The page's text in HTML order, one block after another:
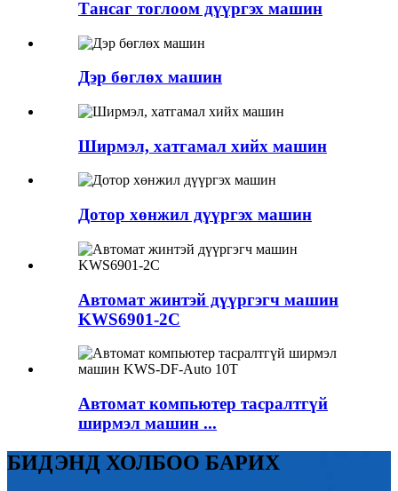
Тансаг тоглоом дүүргэх машин
Дэр бөглөх машин
Ширмэл, хатгамал хийх машин
Дотор хөнжил дүүргэх машин
Автомат жинтэй дүүргэгч машин
KWS6901-2C
Автомат компьютер тасралтгүй
ширмэл машин ...
БИДЭНД ХОЛБОО БАРИХ